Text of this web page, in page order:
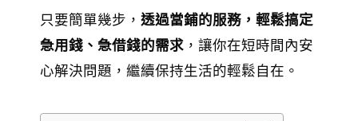
只要簡單幾步， 透過當鋪的服務，輕鬆搞定
急用錢、急借錢的需求 ，讓你在短時間內安
心解決問題，繼續保持生活的輕鬆自在。